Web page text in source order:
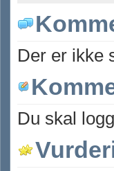
Der er ikke
Du skal